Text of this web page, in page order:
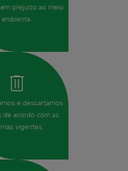
prejuízo ao meio
ambiente.
e descartamos
de acordo com as
vigentes.